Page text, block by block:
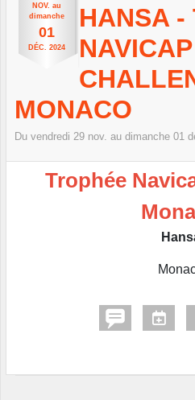
NOV. au
dimanche
01
DÉC. 2024
HANSA -
NAVICAP
MONACO
Du vendredi 29 nov. au dimanche 01
Trophée